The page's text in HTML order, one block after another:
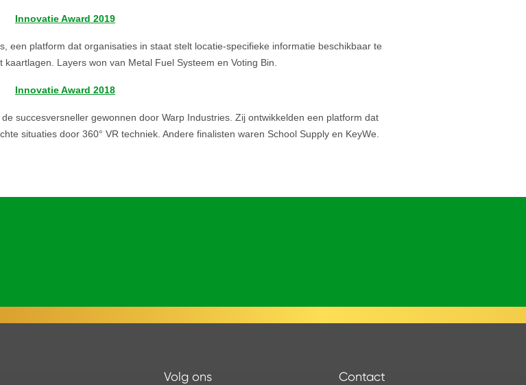
Innovatie Award 2019
een platform dat organisaties in staat stelt locatie-specifieke informatie beschikbaar te
Layers won van Metal Fuel Systeem en Voting Bin.
Innovatie Award 2018
succesversneller gewonnen door Warp Industries. Zij ontwikkelden een platform dat
situaties door 360° VR techniek. Andere finalisten waren School Supply en KeyWe.
Volg ons Contact